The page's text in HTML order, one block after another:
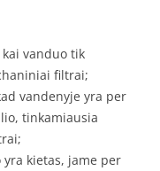
vanduo tik
filtrai;
vandenyje yra per
tinkamiausia
yra kietas, jame per